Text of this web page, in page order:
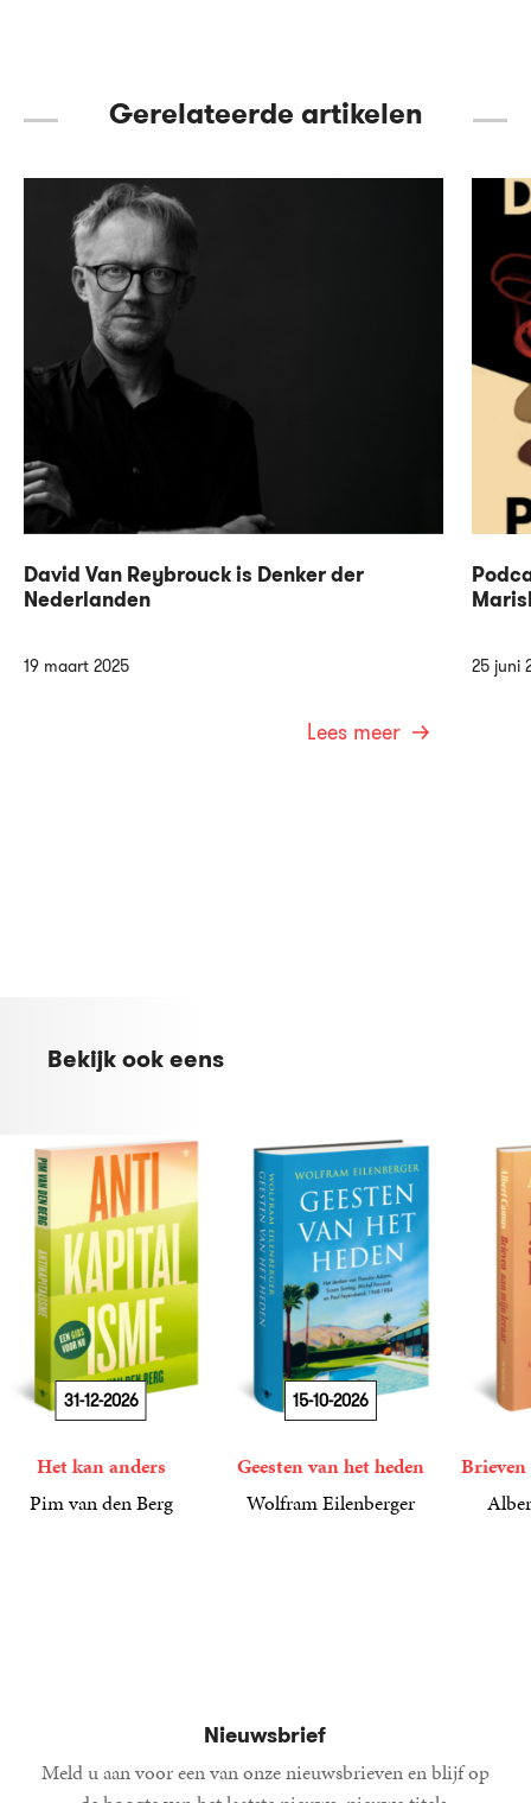
Gerelateerde artikelen
19 maart 2025
David Van Reybrouck is Denker der
Nederlanden
Lees meer
25 juni
Bekijk ook eens
31-12-2026
Het kan anders
Pim van den Berg
15-10-2026
Geesten van het heden
Wolfram Eilenberger
Nieuwsbrief
Meld u aan voor een van onze nieuwsbrieven en blijf op